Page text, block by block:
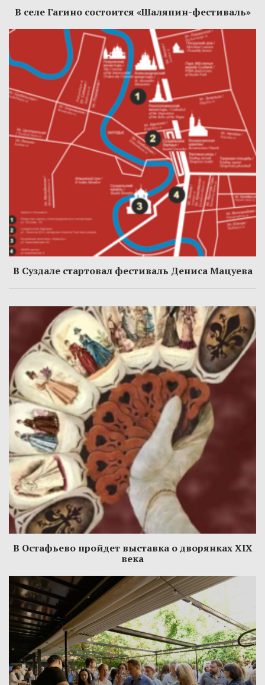
В селе Гагино состоится «Шаляпин-фестиваль»
В Суздале стартовал фестиваль Дениса Мацуева
В Остафьево пройдет выставка о дворянках XIX
века